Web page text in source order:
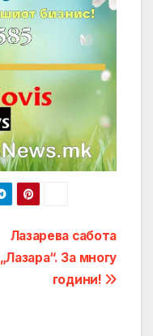
Лазарева сабота
„Лазара“. За многу
години!